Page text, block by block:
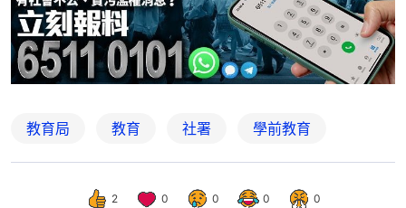
教育局 教育 社署 學前教育
2 0 0 0 0